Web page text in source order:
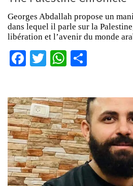
Georges Abdallah propose un
dans lequel il parle sur la
libération et l’avenir du monde
Facebook
TwitterWhatsApp